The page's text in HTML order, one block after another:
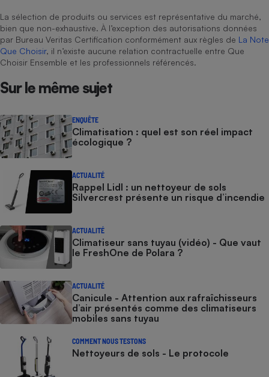
La sélection de produits ou services est représentative du marché,
bien que non-exhaustive. À l’exception des autorisations données
par Bureau Veritas Certification conformément aux règles de La Note
Que Choisir, il n’existe aucune relation contractuelle entre Que
Choisir Ensemble et les professionnels référencés.
Sur le même sujet
ENQUÊTE
Climatisation : quel est son réel impact
écologique ?
ACTUALITÉ
Rappel Lidl : un nettoyeur de sols
Silvercrest présente un risque d’incendie
ACTUALITÉ
Climatiseur sans tuyau (vidéo) - Que vaut
le FreshOne de Polara ?
ACTUALITÉ
Canicule - Attention aux rafraîchisseurs
d’air présentés comme des climatiseurs
mobiles sans tuyau
COMMENT NOUS TESTONS
Nettoyeurs de sols - Le protocole